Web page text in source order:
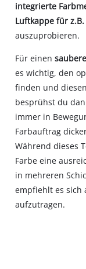
integrierte
Luftkappe für
auszuprobieren.
Für einen
es wichtig, den
finden und
besprühst du
immer in
Farbauftrag
Während dieses
Farbe eine
in mehreren
empfiehlt es sich
aufzutragen.